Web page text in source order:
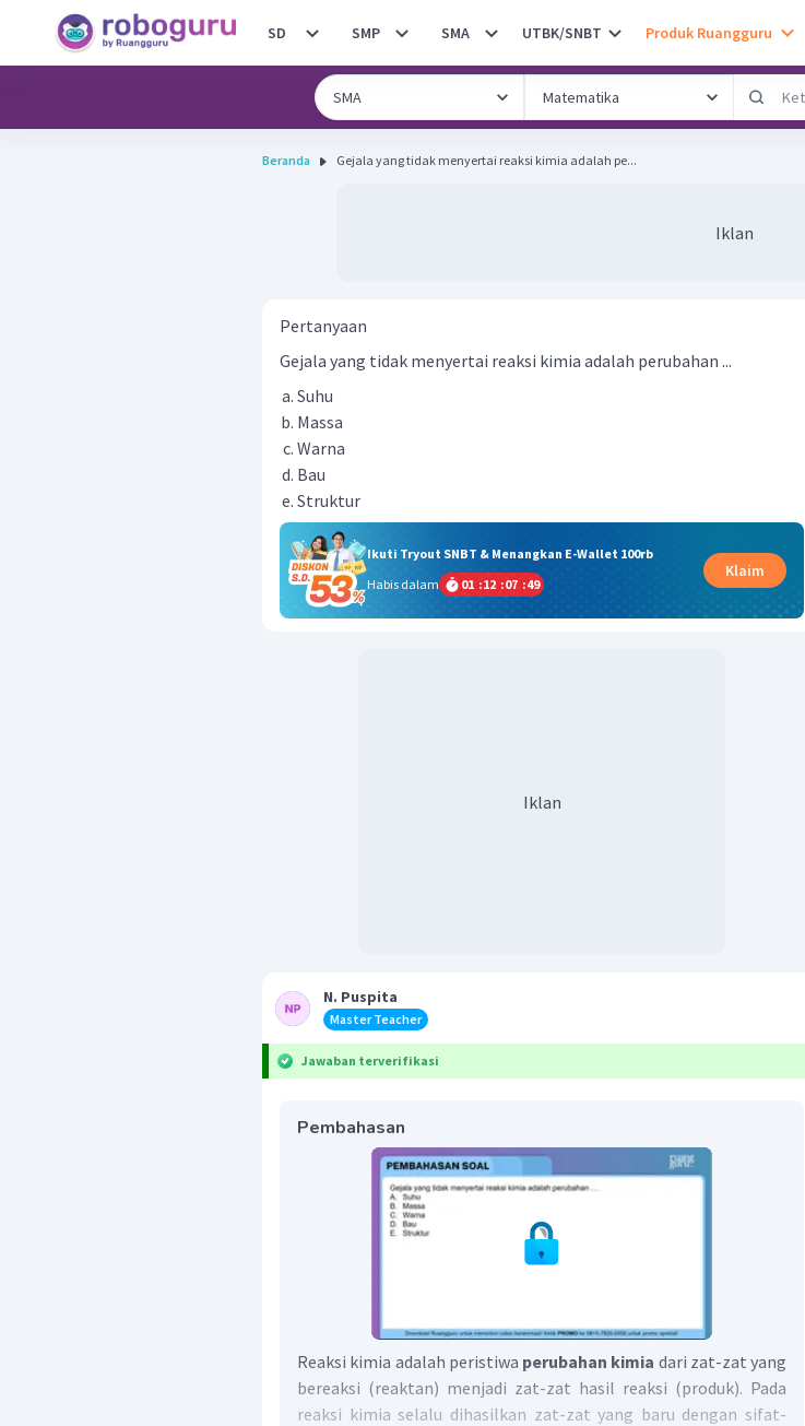
SD SMP SMA UTBK/SNBT Produk Ruangguru
Beranda Gejala yang tidak menyertai reaksi kimia adalah pe...
Iklan
Pertanyaan
Gejala yang tidak menyertai reaksi kimia adalah perubahan ...
Suhu
Massa
Warna
Bau
Struktur
Ikuti Tryout SNBT & Menangkan E-Wallet 100rb
Habis dalam
01 :12 :07 :48
Klaim
Iklan
N. Puspita
Master Teacher
Jawaban terverifikasi
Pembahasan
Reaksi kimia adalah peristiwa perubahan kimia dari zat-zat yang
bereaksi (reaktan) menjadi zat-zat hasil reaksi (produk). Pada
reaksi kimia selalu dihasilkan zat-zat yang baru dengan sifat-